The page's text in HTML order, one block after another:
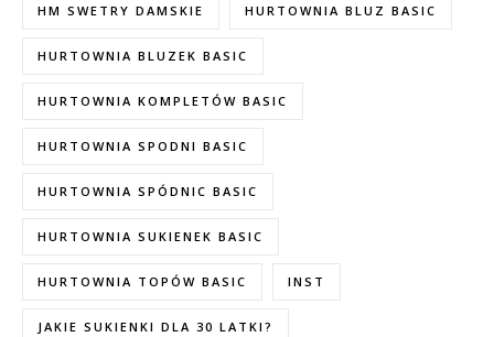
HM SWETRY DAMSKIE HURTOWNIA BLUZ BASIC
HURTOWNIA BLUZEK BASIC
HURTOWNIA KOMPLETÓW BASIC
HURTOWNIA SPODNI BASIC
HURTOWNIA SPÓDNIC BASIC
HURTOWNIA SUKIENEK BASIC
HURTOWNIA TOPÓW BASIC INST
JAKIE SUKIENKI DLA 30 LATKI?